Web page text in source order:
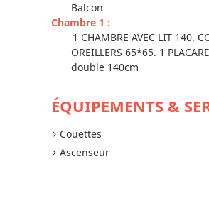
Balcon
Chambre 1 :
1 CHAMBRE AVEC LIT 140.
OREILLERS 65*65. 1
double 140cm
ÉQUIPEMENTS &
Couettes
Ascenseur